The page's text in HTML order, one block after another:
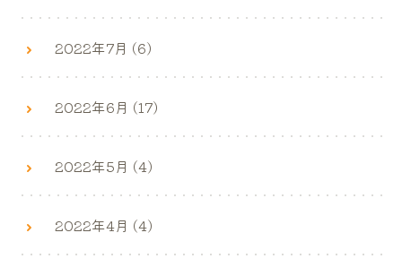
2022年7月 (6)
2022年6月 (17)
2022年5月 (4)
2022年4月 (4)